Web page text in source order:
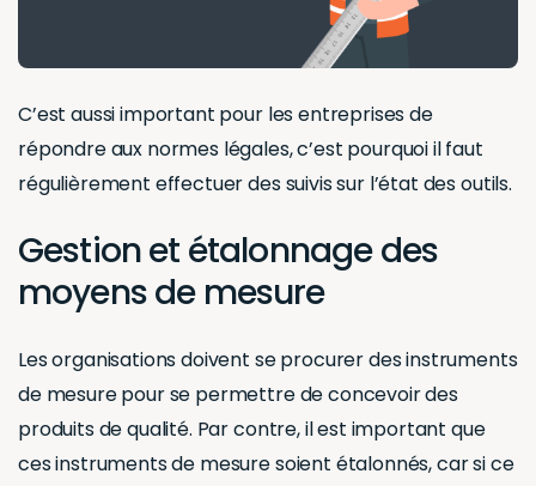
C’est aussi important pour les entreprises de
répondre aux normes légales, c’est pourquoi il faut
régulièrement effectuer des suivis sur l’état des outils.
Gestion et étalonnage des
moyens de mesure
Les organisations doivent se procurer des instruments
de mesure pour se permettre de concevoir des
produits de qualité. Par contre, il est important que
ces instruments de mesure soient étalonnés, car si ce